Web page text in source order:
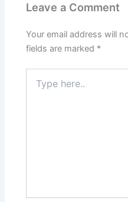
Leave a Comment
Your email address will
fields are marked *
here..